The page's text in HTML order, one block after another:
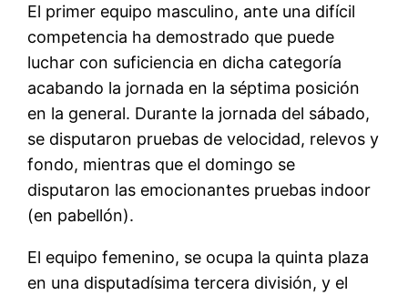
El primer equipo masculino, ante una difícil
competencia ha demostrado que puede
luchar con suficiencia en dicha categoría
acabando la jornada en la séptima posición
en la general. Durante la jornada del sábado,
se disputaron pruebas de velocidad, relevos y
fondo, mientras que el domingo se
disputaron las emocionantes pruebas indoor
(en pabellón).
El equipo femenino, se ocupa la quinta plaza
en una disputadísima tercera división, y el